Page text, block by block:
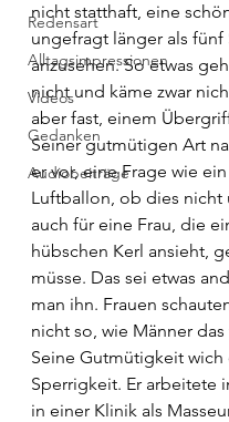
Redensart
Alltagsimpressionen
Videos
Gedanken
Audiobeiträge
nicht statthaft, eine
ungefragt länger als fünf
anzusehen. So etwas
nicht und käme zwar
aber fast, einem
Seiner gutmütigen Art
er vor, eine Frage wie
Luftballon, ob dies nicht
auch für eine Frau, die
hübschen Kerl ansieht,
müsse. Das sei etwas
man ihn. Frauen
nicht so, wie Männer das
Seine Gutmütigkeit wich
Sperrigkeit. Er arbeitete
in einer Klinik als